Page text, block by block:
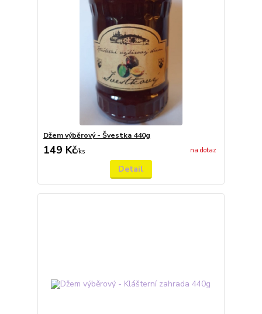
Džem výběrový - Švestka 440g
149 Kč/ks na dotaz
Detail